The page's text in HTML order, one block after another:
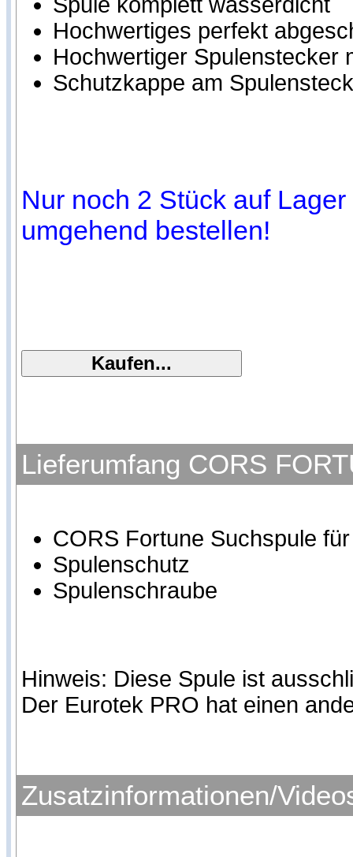
Hochwertiges perfekt
Hochwertiger Spulenstecker
Schutzkappe am
Nur noch 2 Stück auf
umgehend bestellen!
Lieferumfang CORS
CORS Fortune Suchspule
Spulenschutz
Spulenschraube
Hinweis: Diese Spule ist
Der Eurotek PRO hat einen
Zusatzinformationen/